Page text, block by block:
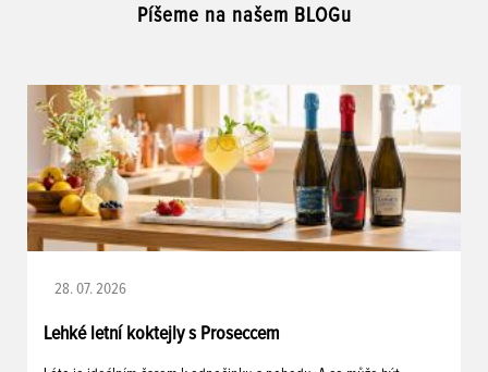
Píšeme na našem BLOGu
28. 07. 2026
Lehké letní koktejly s Proseccem